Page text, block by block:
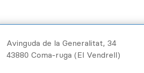
Avinguda de la Generalitat, 34
43880 Coma-ruga (El Vendrell)